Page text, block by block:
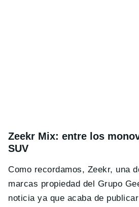
Zeekr Mix: entre los
SUV
Como recordamos, Zeekr, una
marcas propiedad del Grupo
noticia ya que acaba de